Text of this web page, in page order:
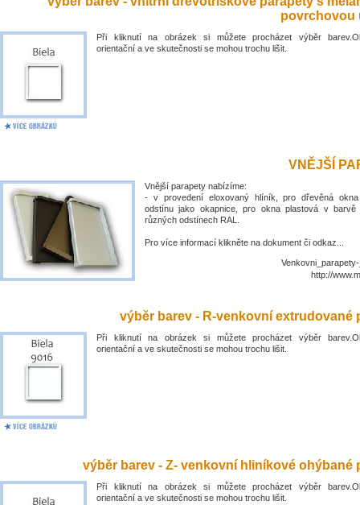
povrchovou
Při kliknutí na obrázek si můžete procházet výběr
orientační a ve skutečnosti se mohou trochu lišit.
VNĚJŠÍ
Vnější parapety nabízíme:
- v provedení eloxovaný hlíník, pro dřevěná
odstínu jako okapnice, pro okna plastová v
různých odstínech RAL.
Pro více informací klikněte na dokument či odkaz...
http://
výběr barev - R-venkovní extrudované
Při kliknutí na obrázek si můžete procházet výběr
orientační a ve skutečnosti se mohou trochu lišit.
výběr barev - Z- venkovní hliníkové ohýbané
Při kliknutí na obrázek si můžete procházet výběr
orientační a ve skutečnosti se mohou trochu lišit.